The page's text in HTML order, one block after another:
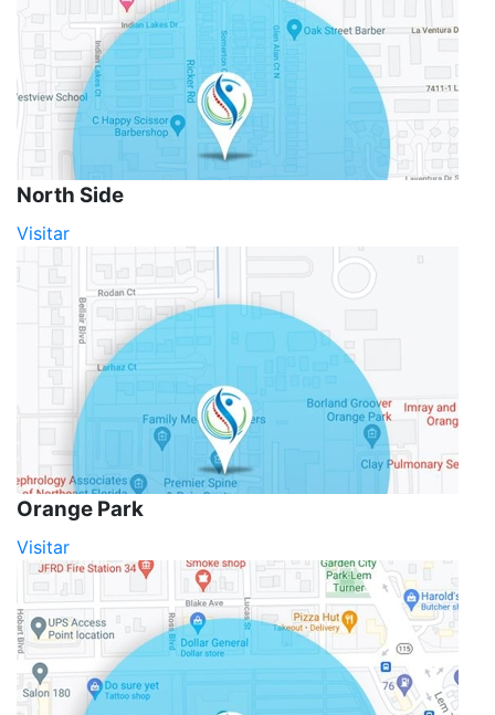
North Side
Visitar
Orange Park
Visitar